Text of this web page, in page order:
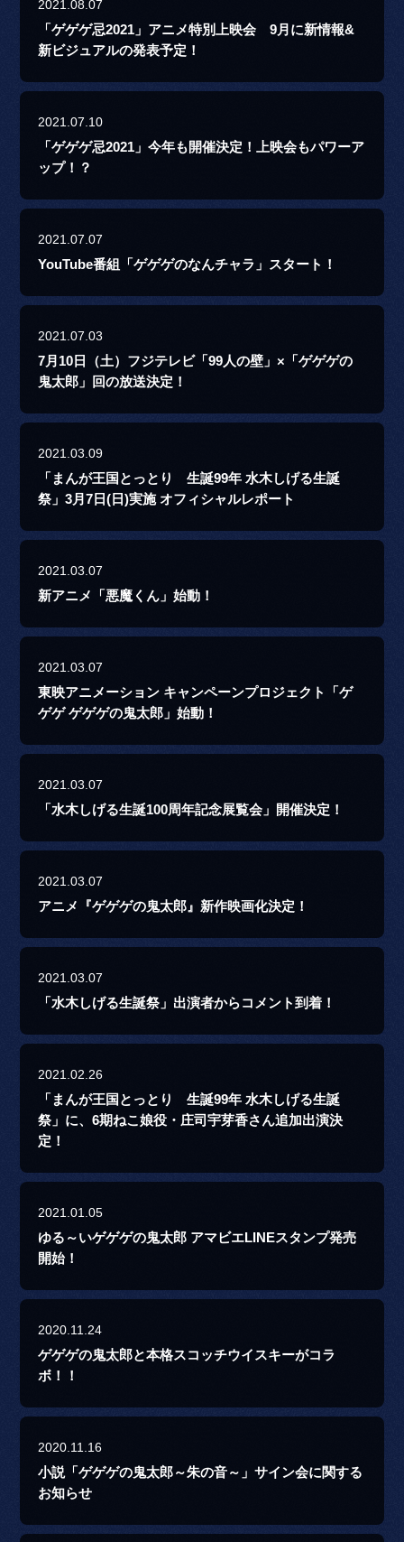
2021.08.07
「ゲゲゲ忌2021」アニメ特別上映会 9月に新情報&
新ビジュアルの発表予定！
2021.07.10
「ゲゲゲ忌2021」今年も開催決定！上映会もパワーア
ップ！？
2021.07.07
YouTube番組「ゲゲゲのなんチャラ」スタート！
2021.07.03
7月10日（土）フジテレビ「99人の壁」×「ゲゲゲの
鬼太郎」回の放送決定！
2021.03.09
「まんが王国とっとり 生誕99年 水木しげる生誕
祭」3月7日(日)実施 オフィシャルレポート
2021.03.07
新アニメ「悪魔くん」始動！
2021.03.07
東映アニメーション キャンペーンプロジェクト「ゲ
ゲゲ ゲゲゲの鬼太郎」始動！
2021.03.07
「水木しげる生誕100周年記念展覧会」開催決定！
2021.03.07
アニメ『ゲゲゲの鬼太郎』新作映画化決定！
2021.03.07
「水木しげる生誕祭」出演者からコメント到着！
2021.02.26
「まんが王国とっとり 生誕99年 水木しげる生誕
祭」に、6期ねこ娘役・庄司宇芽香さん追加出演決
定！
2021.01.05
ゆる～いゲゲゲの鬼太郎 アマビエLINEスタンプ発売
開始！
2020.11.24
ゲゲゲの鬼太郎と本格スコッチウイスキーがコラ
ボ！！
2020.11.16
小説「ゲゲゲの鬼太郎～朱の音～」サイン会に関する
お知らせ